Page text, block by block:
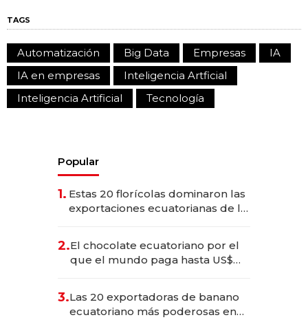
TAGS
Automatización Big Data Empresas
IA
IA en empresas
Inteligencia Artficial
Inteligencia Artificial
Tecnología
Popular
1. Estas 20 florícolas dominaron las
exportaciones ecuatorianas de la
2.El chocolate ecuatoriano por el
que el mundo paga hasta US$
3.Las 20 exportadoras de banano
ecuatoriano más poderosas en